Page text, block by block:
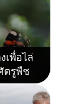
เพื่อไล่
ตรูพืช